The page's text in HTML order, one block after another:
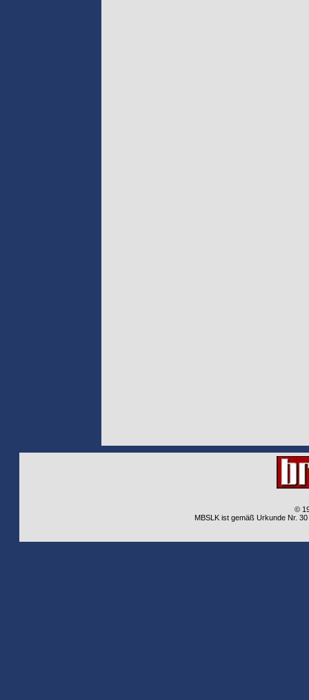
©
MBSLK ist gemäß Urkunde Nr.